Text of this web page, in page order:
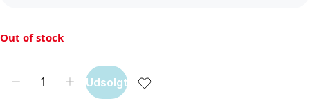
Out of stock
Udsolgt